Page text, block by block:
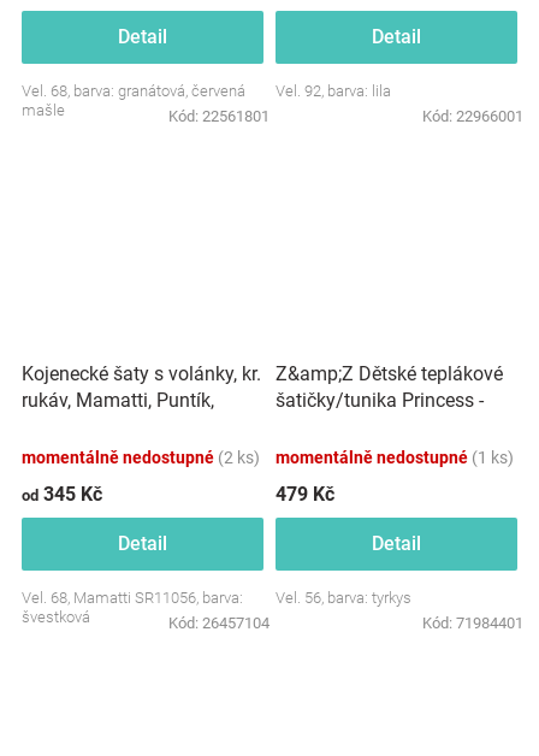
Detail
Vel. 68, barva: granátová, červená
mašle
Kód: 22561801
Detail
Vel. 92, barva: lila
Kód: 22966001
Kojenecké šaty s volánky, kr.
rukáv, Mamatti, Puntík,
momentálně nedostupné (2 ks)
od 345 Kč
Detail
Vel. 68, Mamatti SR11056, barva:
švestková
Kód: 26457104
Z&amp;Z Dětské teplákové
šatičky/tunika Princess -
momentálně nedostupné (1 ks)
479 Kč
Detail
Vel. 56, barva: tyrkys
Kód: 71984401